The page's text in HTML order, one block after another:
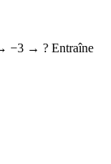
−3 → ? Entraîne